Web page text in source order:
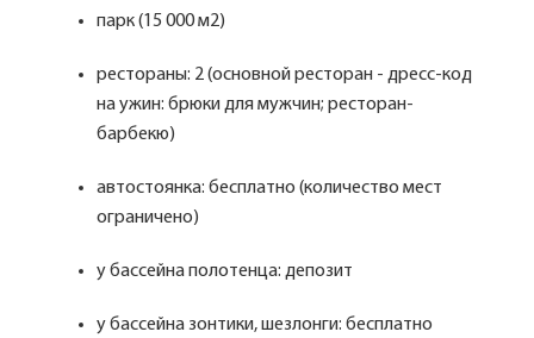
парк (15 000 м2)
рестораны: 2 (основной ресторан - дресс-код
на ужин: брюки для мужчин; ресторан-
барбекю)
автостоянка: бесплатно (количество мест
ограничено)
у бассейна полотенца: депозит
у бассейна зонтики, шезлонги: бесплатно